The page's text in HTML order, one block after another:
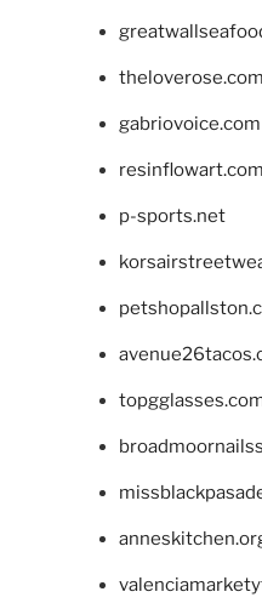
theloverose.com
gabriovoice.com
resinflowart.com
p-sports.net